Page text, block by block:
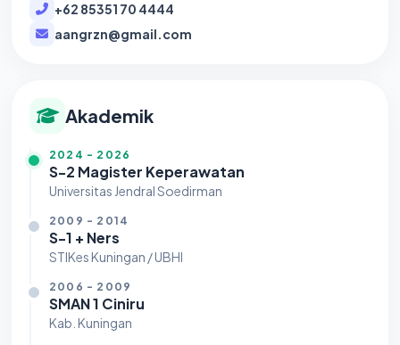
+62 85351 70 4444
aangrzn@gmail.com
Akademik
2024 - 2026
S-2 Magister Keperawatan
Universitas Jendral Soedirman
2009 - 2014
S-1 + Ners
STIKes Kuningan / UBHI
2006 - 2009
SMAN 1 Ciniru
Kab. Kuningan